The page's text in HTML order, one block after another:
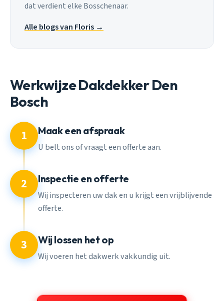
dat verdient elke Bosschenaar.
Alle blogs van Floris →
Werkwijze Dakdekker Den
Bosch
1 Maak een afspraak
U belt ons of vraagt een offerte aan.
2 Inspectie en offerte
Wij inspecteren uw dak en u krijgt een vrijblijvende
offerte.
3 Wij lossen het op
Wij voeren het dakwerk vakkundig uit.